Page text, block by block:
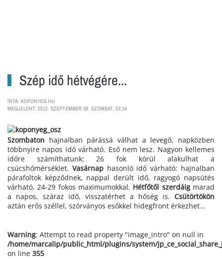
Szép idő hétvégére...
ÍRTA: KOPONYEG.HU
MEGJELENT: 2012. SZEPTEMBER 08. SZOMBAT, 03:14
Szombaton hajnalban párássá válhat a levegő, napközben
többnyire napos idő várható. Eső nem lesz. Nagyon kellemes
időre számíthatunk: 26 fok körül alakulhat a
csúcshőmérséklet. Vasárnap hasonló idő várható: hajnalban
párafoltok képződnek, nappal derült idő, ragyogó napsütés
várható, 24-29 fokos maximumokkal. Hétfőtől szerdáig marad
a napos, száraz idő, visszatérhet a hőség is. Csütörtökön
aztán erős széllel, szórványos esőkkel hidegfront érkezhet...
Warning: Attempt to read property "image_intro" on null in
/home/marcalip/public_html/plugins/system/
on line 355